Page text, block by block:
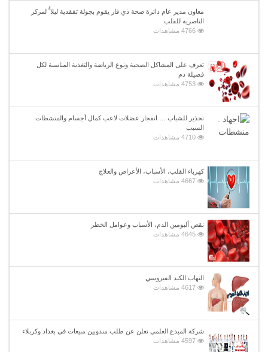
معاون مدير عام دائرة صحة ذي قار يقوم بجولة تفقدية ليلا ًُ لمركز
الناصرية للقلب
4766 مشاهدات
تعرف على المشاكل الصحية ونوع الرياضة والتغذية المناسبة لكل
فصيلة دم
4753 مشاهدات
تحذير للشباب … انفجار عضلات لاعب كمال أجسام والمنشطات
السبب
4710 مشاهدات
كهرباء القلب، الأسباب، الأعراض والعلاج
4667 مشاهدات
نقص ألبومين الدم، الأسباب وعوامل الخطر
4645 مشاهدات
التهاب الكبد الفيروسي
4617 مشاهدات
شركة المبدع العلمي تعلن عن طلب مندوبين مبيعات في بغداد وكربلاء
4597 مشاهدات